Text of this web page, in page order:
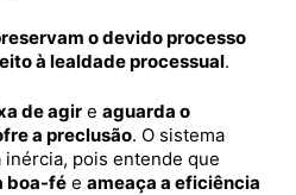
o devido processo
à lealdade processual.
de agir e aguarda o
a preclusão. O sistema
pois entende que
boa-fé e ameaça a eficiência